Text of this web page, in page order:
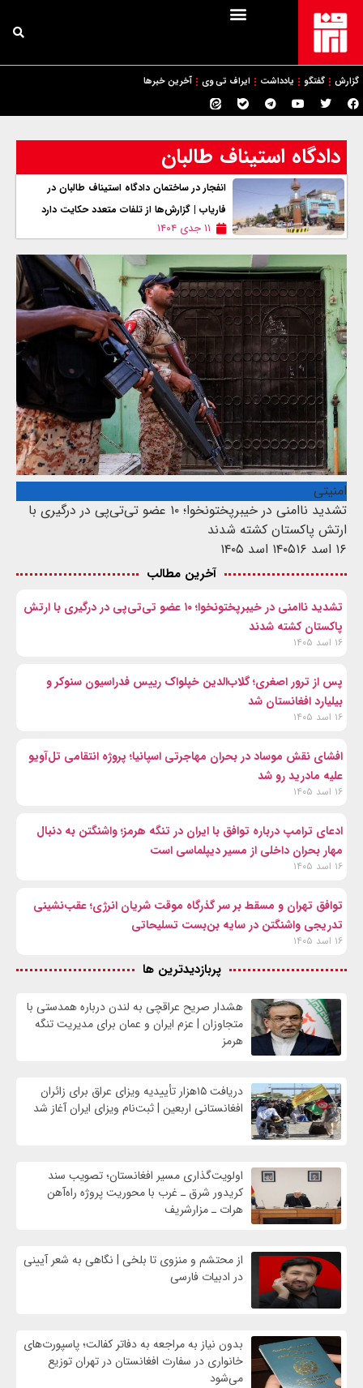
گزارش گفتگو یادداشت ایراف تی وی آخرین خبرها
دادگاه استیناف طالبان
انفجار در ساختمان دادگاه استیناف طالبان در
فاریاب | گزارش‌ها از تلفات متعدد حکایت دارد
۱۱ جدی ۱۴۰۴
امنیتی
تشدید ناامنی در خیبرپختونخوا؛ ۱۰ عضو تی‌تی‌پی در درگیری با
ارتش پاکستان کشته شدند
۱۶ اسد ۱۴۰۵
۱۶ اسد ۱۴۰۵
آخرین مطالب
تشدید ناامنی در خیبرپختونخوا؛ ۱۰ عضو تی‌تی‌پی در درگیری با ارتش
پاکستان کشته شدند
۱۶ اسد ۱۴۰۵
پس از ترور اصغری؛ گلاب‌الدین خپلواک رییس فدراسیون سنوکر و
بیلیارد افغانستان شد
۱۶ اسد ۱۴۰۵
افشای نقش موساد در بحران مهاجرتی اسپانیا؛ پروژه انتقامی تل‌آویو
علیه مادرید رو شد
۱۶ اسد ۱۴۰۵
ادعای ترامپ درباره توافق با ایران در تنگه هرمز؛ واشنگتن به دنبال
مهار بحران داخلی از مسیر دیپلماسی است
۱۶ اسد ۱۴۰۵
توافق تهران و مسقط بر سر گذرگاه موقت شریان انرژی؛ عقب‌نشینی
تدریجی واشنگتن در سایه بن‌بست تسلیحاتی
۱۶ اسد ۱۴۰۵
پربازدیدترین ها
هشدار صریح عراقچی به لندن درباره همدستی با
متجاوزان | عزم ایران و عمان برای مدیریت تنگه
هرمز
دریافت ۱۵هزار تأییدیه ویزای عراق برای زائران
افغانستانی اربعین | ثبت‌نام ویزای ایران آغاز شد
اولویت‌گذاری مسیر افغانستان؛ تصویب سند
کریدور شرق ـ غرب با محوریت پروژه راه‌آهن
هرات ـ مزارشریف
از محتشم و منزوی تا بلخی | نگاهی به شعر آیینی
در ادبیات فارسی
بدون نیاز به مراجعه به دفاتر کفالت؛ پاسپورت‌های
خانواری در سفارت افغانستان در تهران توزیع
می‌شود